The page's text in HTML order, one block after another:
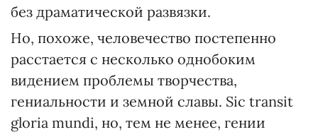
без драматической развязки.
Но, похоже, человечество постепенно
расстается с несколько однобоким
видением проблемы творчества,
гениальности и земной славы. Sic transit
gloria mundi, но, тем не менее, гении